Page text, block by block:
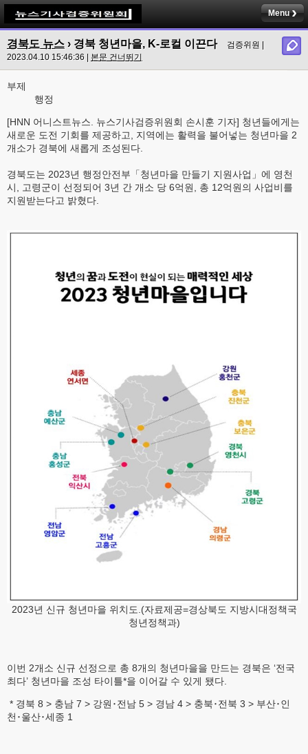
Menu
경북도 뉴스 › 경북 청년마을, K-로컬 이끈다
검증위원 |
2023.04.10 15:46:36 | 본문 건너뛰기
부제
행정
[HNN 어니스트뉴스. 뉴스기사검증위원회 손시훈 기자] 청년들에게는
새로운 도전 기회를 제공하고, 지역에는 활력을 불어넣는 청년마을 2
개소가 경북에 새롭게 조성된다.
경북도는 2023년 행정안전부「청년마을 만들기 지원사업」에 영천
시, 고령군이 선정되어 3년 간 개소 당 6억원, 총 12억원의 사업비를
지원받는다고 밝혔다.
2023년 신규 청년마을 위치도.(자료제공=경상북도 지방시대정책국
청년정책과)
이번 2개소 신규 선정으로 총 8개의 청년마을을 만드는 경북은 ‘전국
최다’ 청년마을 조성 타이틀*을 이어갈 수 있게 됐다.
* 경북 8 > 충남 7 > 강원･전남 5 > 경남 4 > 충북･전북 3 > 부산･인
천･울산･세종 1